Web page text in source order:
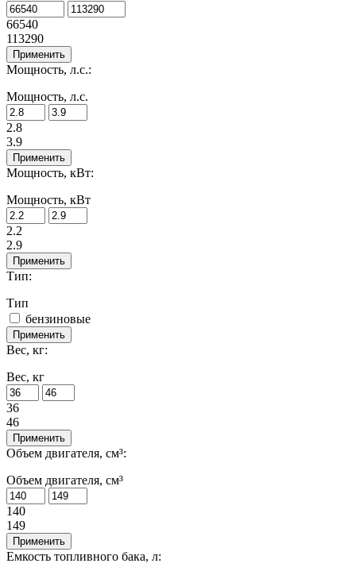
66540
113290
Применить
Мощность, л.с.:
Мощность, л.с.
2.8
3.9
Применить
Мощность, кВт:
Мощность, кВт
2.2
2.9
Применить
Тип:
Тип
бензиновые
Применить
Вес, кг:
Вес, кг
36
46
Применить
Объем двигателя, см³:
Объем двигателя, см³
140
149
Применить
Емкость топливного бака, л: